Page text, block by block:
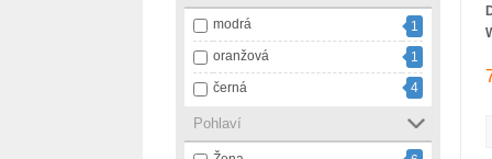
modrá
1
oranžová
1
černá
4
Pohlaví